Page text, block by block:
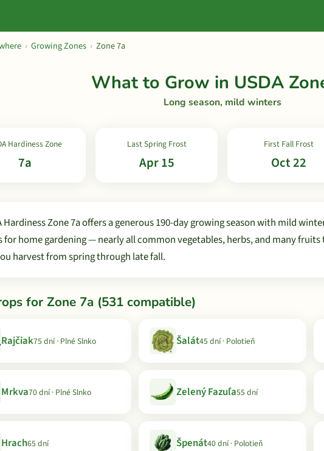
› Growing Zones › Zone 7a
What to Grow in USDA
Long season, mild winters
Hardiness Zone
7a
Last Spring Frost
Apr 15
First Fall Frost
Oct 22
Hardiness Zone 7a offers a generous 190-day growing season with mild
for home gardening — nearly all common vegetables, herbs, and many
harvest from spring through late fall.
for Zone 7a (531 compatible)
Rajčiak75 dní · Plné Slnko Šalát45 dní · Polotieň
Mrkva70 dní · Plné Slnko Zelený Fazuľa55 dní
Hrach65 dní Špenát40 dní · Polotieň